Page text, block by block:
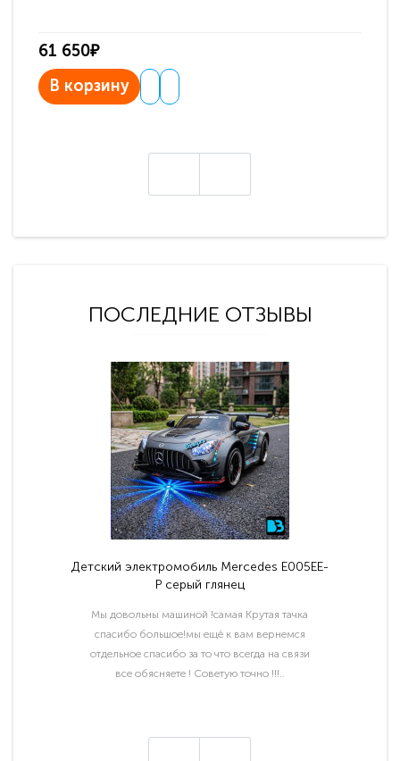
61 650₽
В корзину
ПОСЛЕДНИЕ ОТЗЫВЫ
Детский электромобиль Mercedes E005EE-
P серый глянец
Мы довольны машиной !самая Крутая тачка
спасибо большое!мы ещё к вам вернемся
отдельное спасибо за то что всегда на связи
все обясняете ! Советую точно !!!..